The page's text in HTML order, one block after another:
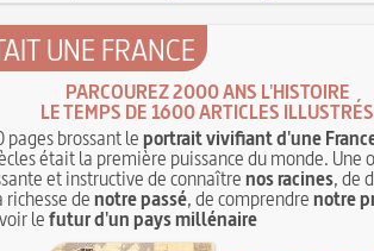
UNE FRANCE
PARCOUREZ 2000 ANS L'HISTOIRE
LE TEMPS DE 1600 ARTICLES ILLUSTRÉS
pages brossant leportrait vivifiant d'une
était la première puissance du monde. Une
et instructive de connaîtrenos racines, de
denotre passé, de comprendrenotre
lefutur d'un pays millénaire